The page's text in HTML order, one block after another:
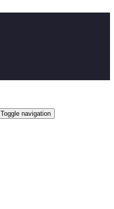
Toggle navigation